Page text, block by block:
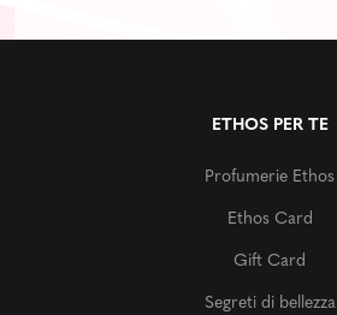
ETHOS PER TE
Profumerie Ethos
Ethos Card
Gift Card
Segreti di bellezza